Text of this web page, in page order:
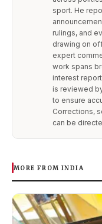
sport. He
rulings, and
drawing on
expert
work spans
interest
is reviewed
to ensure
Corrections,
can be
MORE FROM INDIA